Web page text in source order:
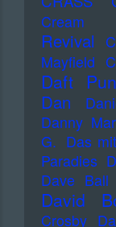
Cream
Revival
Mayfield
Daft
Dan
Danny
G. Das
Paradies
Dave Ball
David
Crosby